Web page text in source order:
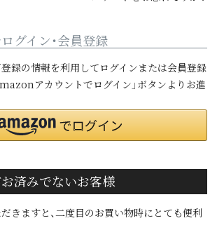
グイン・会員登録
録の情報を利用してログインまたは会員登録
アカウントでログイン」ボタンよりお進
済みでないお客様
きますと、二度目のお買い物時にとても便利